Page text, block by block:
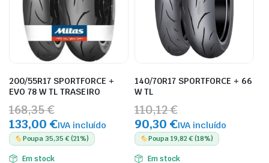
200/55R17 SPORTFORCE +
EVO 78 W TL TRASEIRO
168,35 €
133,00 €IVA incluído
Poupa 35,35 € (21%)
Em stock
140/70R17 SPORTFORCE + 66
W TL
110,12 €
90,30 €IVA incluído
Poupa 19,82 € (18%)
Em stock